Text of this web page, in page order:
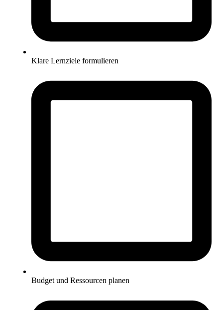
Klare Lernziele formulieren
Budget und Ressourcen planen